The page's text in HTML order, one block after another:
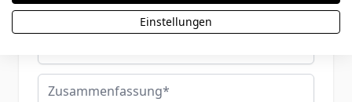
Benutzername
Zusammenfassung
Einstellungen